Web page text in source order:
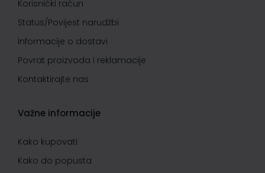
Korisnički račun
Status/Povijest narudžbi
Informacije o dostavi
Povrat proizvoda i reklamacije
Kontaktirajte nas
Važne informacije
Kako kupovati
Kako do popusta